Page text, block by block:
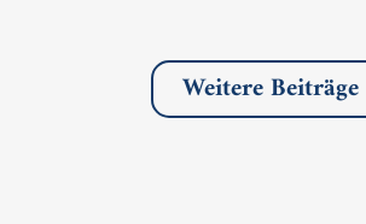
Weitere Beiträge